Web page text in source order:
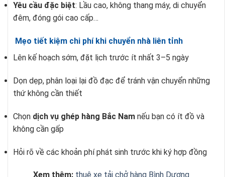
Yêu cầu đặc biệt: Lầu cao, không thang máy, di chuyển
đêm, đóng gói cao cấp…
Mẹo tiết kiệm chi phí khi chuyển nhà liên tỉnh
Lên kế hoạch sớm, đặt lịch trước ít nhất 3–5 ngày
Dọn dẹp, phân loại lại đồ đạc để tránh vận chuyển những
thứ không cần thiết
Chọn dịch vụ ghép hàng Bắc Nam nếu bạn có ít đồ và
không cần gấp
Hỏi rõ về các khoản phí phát sinh trước khi ký hợp đồng
Xem thêm: thuê xe tải chở hàng Bình Dương